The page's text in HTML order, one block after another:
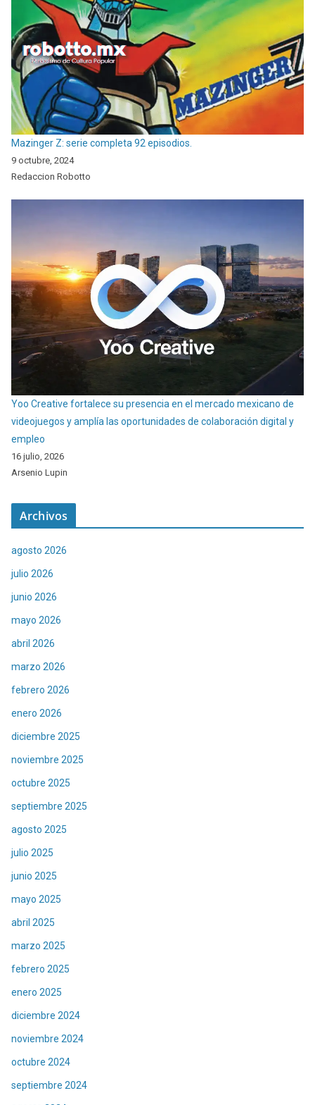
Mazinger Z: serie completa 92 episodios.
9 octubre, 2024
Redaccion Robotto
Yoo Creative fortalece su presencia en el mercado mexicano de
videojuegos y amplía las oportunidades de colaboración digital y
empleo
16 julio, 2026
Arsenio Lupin
Archivos
agosto 2026
julio 2026
junio 2026
mayo 2026
abril 2026
marzo 2026
febrero 2026
enero 2026
diciembre 2025
noviembre 2025
octubre 2025
septiembre 2025
agosto 2025
julio 2025
junio 2025
mayo 2025
abril 2025
marzo 2025
febrero 2025
enero 2025
diciembre 2024
noviembre 2024
octubre 2024
septiembre 2024